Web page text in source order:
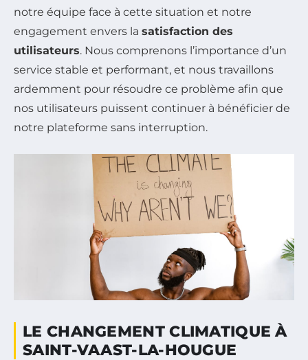
notre équipe face à cette situation et notre
engagement envers la satisfaction des
utilisateurs. Nous comprenons l’importance d’un
service stable et performant, et nous travaillons
ardemment pour résoudre ce problème afin que
nos utilisateurs puissent continuer à bénéficier de
notre plateforme sans interruption.
LE CHANGEMENT CLIMATIQUE À
SAINT-VAAST-LA-HOUGUE